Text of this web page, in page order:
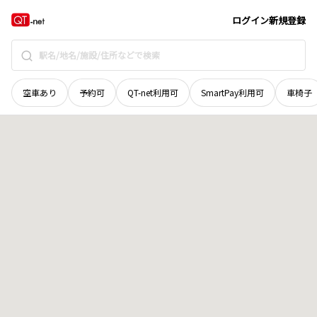
ログイン新規登録
空車あり 予約可 QT-net利用可 SmartPay利用可 車椅子
北海道